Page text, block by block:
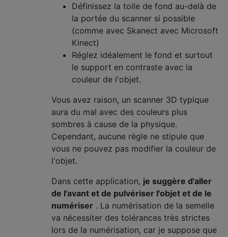
Définissez la toile de fond au-delà de
la portée du scanner si possible
(comme avec Skanect avec Microsoft
Kinect)
Réglez idéalement le fond et surtout
le support en contraste avec la
couleur de l'objet.
Vous avez raison, un scanner 3D typique
aura du mal avec des couleurs plus
sombres à cause de la physique.
Cependant, aucune règle ne stipule que
vous ne pouvez pas modifier la couleur de
l'objet.
Dans cette application, je suggère d'aller
de l'avant et de pulvériser l'objet et de le
numériser . La numérisation de la semelle
va nécessiter des tolérances très strictes
lors de la numérisation, car je suppose que